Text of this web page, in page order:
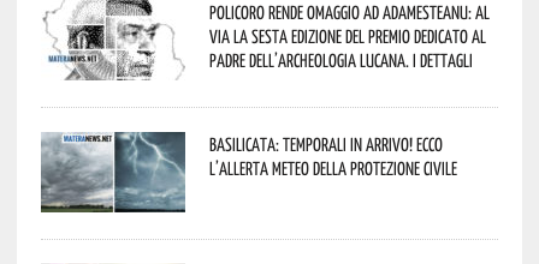
Policoro rende omaggio ad Adamesteanu: al
via la sesta edizione del Premio dedicato al
padre dell’archeologia lucana. I dettagli
Basilicata: temporali in arrivo! Ecco
l’allerta meteo della Protezione civile